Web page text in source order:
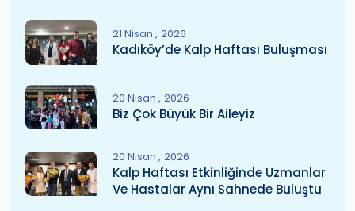
21 Nisan 2026
Kadıköy’de Kalp Haftası Buluşması
20 Nisan 2026
Biz Çok Büyük Bir Aileyiz
20 Nisan 2026
Kalp Haftası Etkinliğinde Uzmanlar
Ve Hastalar Aynı Sahnede Buluştu